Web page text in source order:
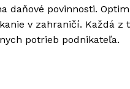
daňové povinnosti.
v zahraničí. Každá z
potrieb podnikateľa.